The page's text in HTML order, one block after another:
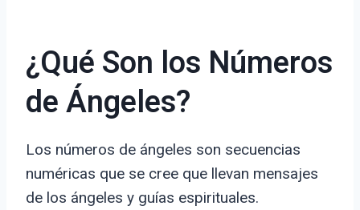
¿Qué Son los Números
de Ángeles?
Los números de ángeles son secuencias
numéricas que se cree que llevan mensajes
de los ángeles y guías espirituales.